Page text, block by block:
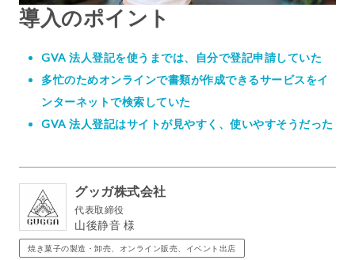
導入のポイント
GVA 法人登記を使うまでは、自分で登記申請していた
多忙のためオンラインで書類が作成できるサービスをイ
ンターネットで検索していた
GVA 法人登記はサイトが見やすく、使いやすそうだった
グッガ株式会社
代表取締役
山後静音 様
焼き菓子の製造・卸売、オンライン販売、イベント出店